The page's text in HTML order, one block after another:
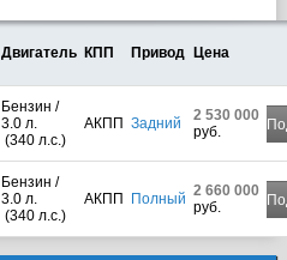
Двигатель КПП Привод Цена
Бензин /
3.0 л.
(340 л.с.)
АКПП Задний
2 530 000
руб.
Бензин /
3.0 л.
(340 л.с.)
АКПП Полный 2 660 000
руб.